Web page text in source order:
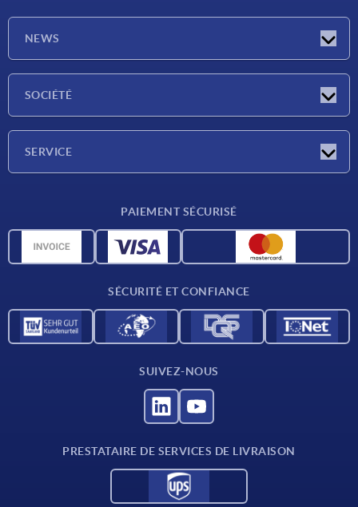
NEWS
SOCIÉTÉ
SERVICE
Données CAO
PAIEMENT SÉCURISÉ
SÉCURITÉ ET CONFIANCE
SUIVEZ-NOUS
PRESTATAIRE DE SERVICES DE LIVRAISON